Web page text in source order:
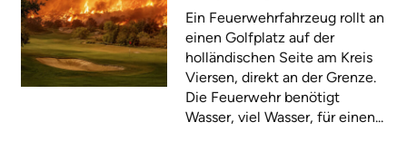
Ein Feuerwehrfahrzeug rollt an
einen Golfplatz auf der
holländischen Seite am Kreis
Viersen, direkt an der Grenze.
Die Feuerwehr benötigt
Wasser, viel Wasser, für einen...